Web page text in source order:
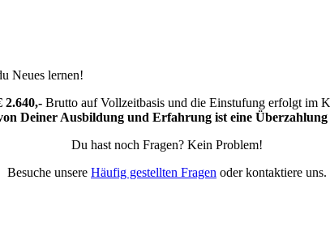
Neues lernen!
2.640,-Brutto auf Vollzeitbasis und die Einstufung erfolgt im
Deiner Ausbildung und Erfahrung ist eine Überzahlung
Du hast noch Fragen? Kein Problem!
Besuche unsere Häufig gestellten Fragen oder kontaktiere uns.